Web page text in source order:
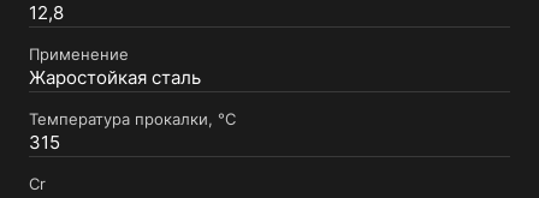
12,8
Применение
Жаростойкая сталь
Температура прокалки, °C
315
Cr